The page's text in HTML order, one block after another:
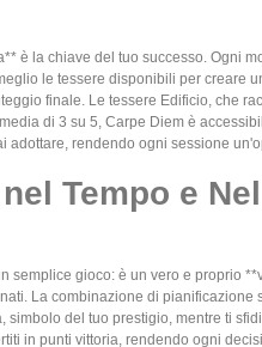
è la chiave del tuo successo. Ogni
le tessere disponibili per creare
finale. Le tessere Edificio, che
di 3 su 5, Carpe Diem è
adottare, rendendo ogni sessione
Tempo e
semplice gioco: è un vero e proprio
La combinazione di
simbolo del tuo prestigio, mentre ti
in punti vittoria, rendendo ogni